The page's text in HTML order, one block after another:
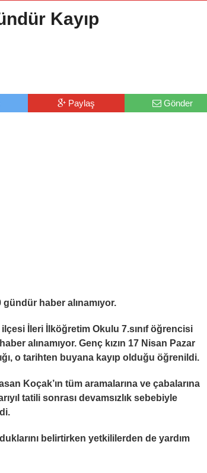
Kayıp
Paylaş Gönder
gündür haber alınamıyor.
İleri İlköğretim Okulu 7.sınıf öğrencisi
alınamıyor. Genç kızın 17 Nisan Pazar
o tarihten buyana kayıp olduğu öğrenildi.
Koçak’ın tüm aramalarına ve çabalarına
tatili sonrası devamsızlık sebebiyle
belirtirken yetkililerden de yardım